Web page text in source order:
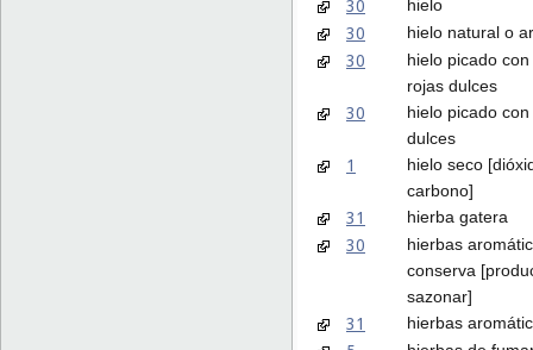
30 hielo
30 hielo natural o
30
hielo picado
rojas dulces
30
hielo picado
dulces
1
hielo seco
carbono]
31 hierba gatera
30
hierbas
conserva
sazonar]
31 hierbas